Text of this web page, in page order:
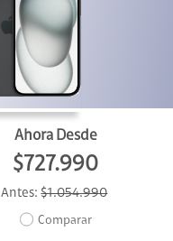
Ahora Desde
$727.990
Antes:$1.054.990
Comparar